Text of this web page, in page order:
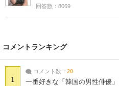
回答数：8069
コメントランキング
1
コメント数： 20
一番好きな「韓国の男性俳優